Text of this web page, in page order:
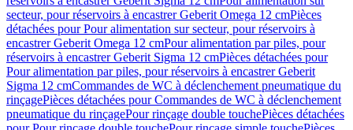
secteur, pour réservoirs à encastrer Geberit Omega 12 cmPièces
détachées pour Pour alimentation sur secteur, pour réservoirs à
encastrer Geberit Omega 12 cmPour alimentation par piles, pour
réservoirs à encastrer Geberit Sigma 12 cmPièces détachées pour
Pour alimentation par piles, pour réservoirs à encastrer Geberit
Sigma 12 cmCommandes de WC à déclenchement pneumatique du
rinçagePièces détachées pour Commandes de WC à déclenchement
pneumatique du rinçagePour rinçage double touchePièces détachées